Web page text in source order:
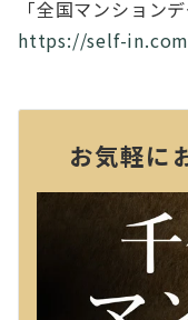
「全国マンション
https://self-
お気軽に